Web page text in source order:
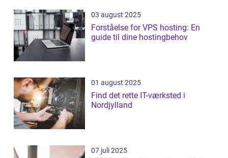
03 august 2025
Forståelse for VPS hosting: En
guide til dine hostingbehov
01 august 2025
Find det rette IT-værksted i
Nordjylland
07 juli 2025